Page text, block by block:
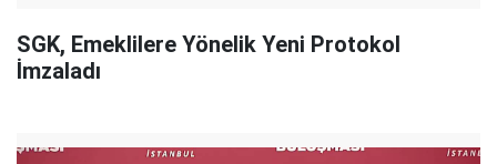
SGK, Emeklilere Yönelik Yeni Protokol
İmzaladı